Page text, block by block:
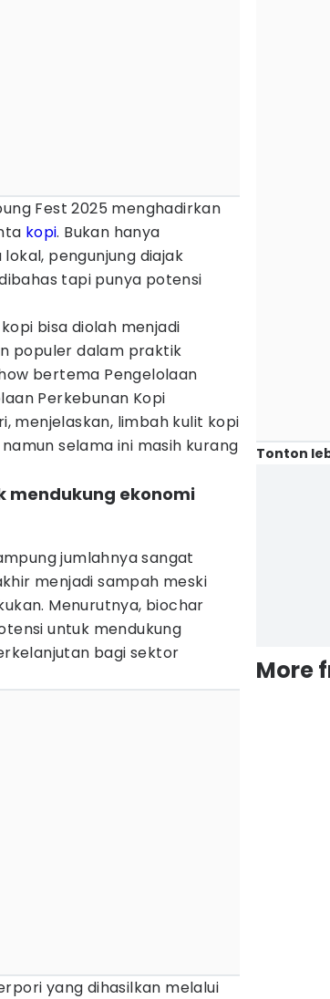
Fest 2025 menghadirkan
kopi. Bukan hanya
pengunjung diajak
tapi punya potensi
bisa diolah menjadi
populer dalam praktik
bertema Pengelolaan
Perkebunan Kopi
menjelaskan, limbah kulit kopi
selama ini masih kurang
mendukung ekonomi
jumlahnya sangat
menjadi sampah meski
Menurutnya, biochar
untuk mendukung
bagi sektor
yang dihasilkan melalui
Tonton
More